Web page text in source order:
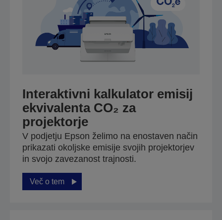
Interaktivni kalkulator emisij
ekvivalenta CO₂ za
projektorje
V podjetju Epson želimo na enostaven način
prikazati okoljske emisije svojih projektorjev
in svojo zavezanost trajnosti.
Več o tem